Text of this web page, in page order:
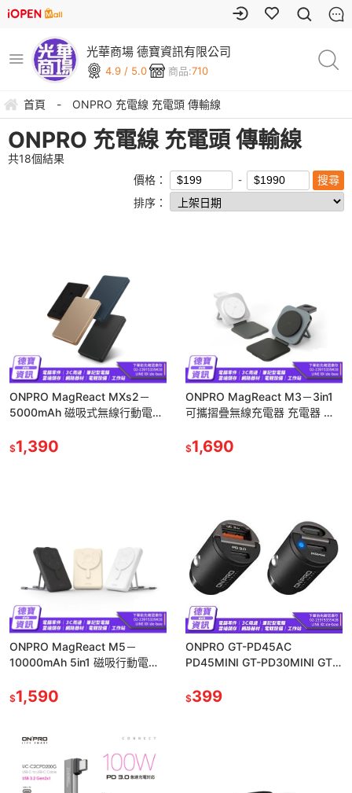
光華商場 德寶資訊有限公司
4.9 / 5.0 商品:710
首頁 - ONPRO 充電線 充電頭 傳輸線
ONPRO 充電線 充電頭 傳輸線
共18個結果
價格：
排序：
ONPRO MagReact MXs2－
5000mAh 磁吸式無線行動電源
商場
$1,390
ONPRO MagReact M3－3in1
可攜摺疊無線充電器 充電器 無
$1,690
ONPRO MagReact M5－
10000mAh 5in1 磁吸行動電源
商場
$1,590
ONPRO GT-PD45AC
PD45MINI GT-PD30MINI GT-
充/1207
$399